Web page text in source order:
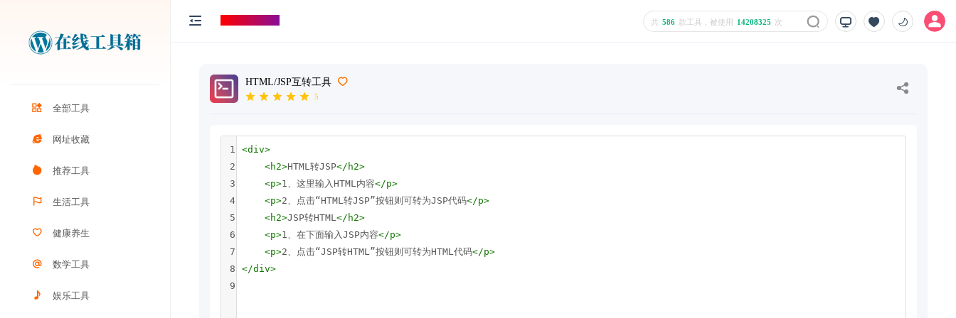
全部工具
网址收藏
推荐工具
生活工具
健康养生
数学工具
娱乐工具
共 586 款工具，被使用 14208325 次
HTML/JSP互转工具
5
1 <div>
2
<h2>HTML转JSP</ h2>
3
<p>1、这里输入HTML内容</p>
4
<p>2、点击“HTML转JSP”按钮则可转为JSP代码</p>
5
<h2>JSP转HTML</ h2>
6
<p>1、在下面输入JSP内容</p>
7
<p>2、点击“JSP转HTML”按钮则可转为HTML代码</p>
8
</div>
9